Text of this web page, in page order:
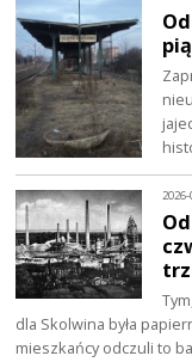
dla Skolwina była
mieszkańcy odczuli to